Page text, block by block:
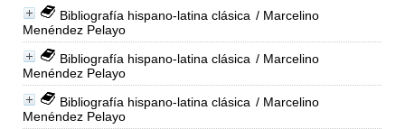
Bibliografía hispano-latina clásica / Marcelino
Menéndez Pelayo
Bibliografía hispano-latina clásica / Marcelino
Menéndez Pelayo
Bibliografía hispano-latina clásica / Marcelino
Menéndez Pelayo